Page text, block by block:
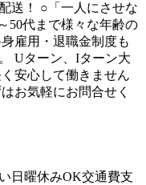
送！ ○「一人にさせな
50代まで様々な年齢の
雇用・退職金制度も
Uターン、Iターン大
安心して働きません
お気軽にお問合せく
日曜休みOK交通費支